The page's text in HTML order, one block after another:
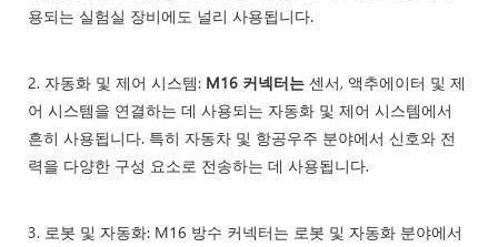
용되는 실험실 장비에도 널리 사용됩니다.
2. 자동화 및 제어 시스템: M16 커넥터는 센서, 액추에이터 및 제
어 시스템을 연결하는 데 사용되는 자동화 및 제어 시스템에서
흔히 사용됩니다. 특히 자동차 및 항공우주 분야에서 신호와 전
력을 다양한 구성 요소로 전송하는 데 사용됩니다.
3. 로봇 및 자동화: M16 방수 커넥터는 로봇 및 자동화 분야에서